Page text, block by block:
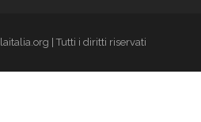
| Tutti i diritti riservati